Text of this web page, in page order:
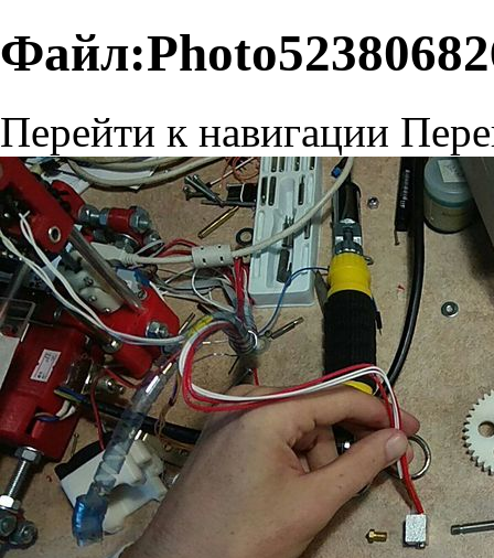
Перейти к навигации